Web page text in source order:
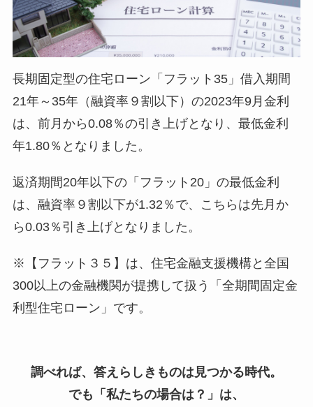
長期固定型の住宅ローン「フラット35」借入期間
21年～35年（融資率９割以下）の2023年9月金利
は、前月から0.08％の引き上げとなり、最低金利
年1.80％となりました。
返済期間20年以下の「フラット20」の最低金利
は、融資率９割以下が1.32％で、こちらは先月か
ら0.03％引き上げとなりました。
※【フラット３５】は、住宅金融支援機構と全国
300以上の金融機関が提携して扱う「全期間固定金
利型住宅ローン」です。
調べれば、答えらしきものは見つかる時代。
でも「私たちの場合は？」は、